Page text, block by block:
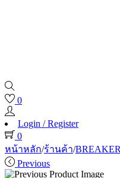
0
Login / Register
0
หน้าหลัก/ร้านค้า/BREAKER
Previous